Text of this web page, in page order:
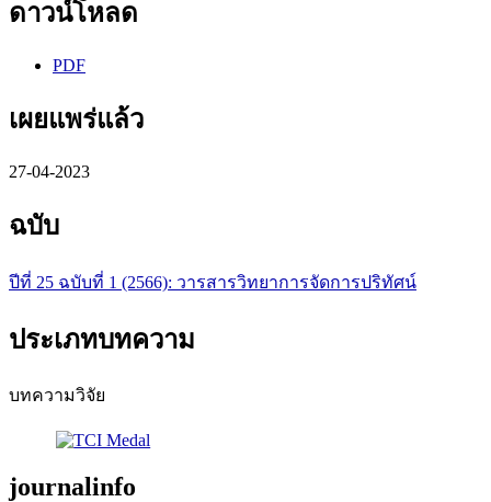
ดาวน์โหลด
PDF
เผยแพร่แล้ว
27-04-2023
ฉบับ
ปีที่ 25 ฉบับที่ 1 (2566): วารสารวิทยาการจัดการปริทัศน์
ประเภทบทความ
บทความวิจัย
journalinfo